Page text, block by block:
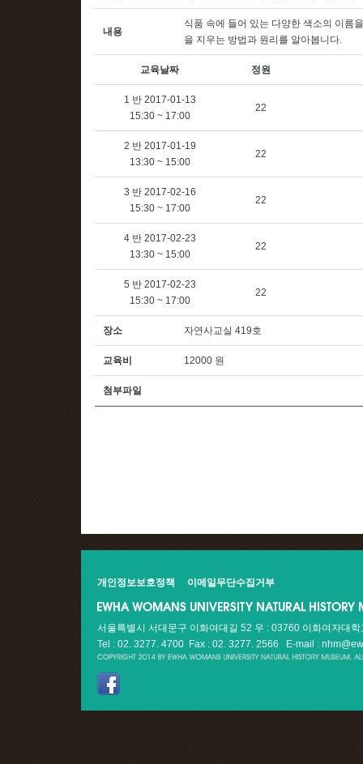
내용
식품 속에 들어 있는 다양한 색소의 이름
을 지우는 방법과 원리를 알아봅니다.
교육날짜 정원
1 반 2017-01-13
15:30 ~ 17:00
22
2 반 2017-01-19
13:30 ~ 15:00
22
3 반 2017-02-16
15:30 ~ 17:00
22
4 반 2017-02-23
13:30 ~ 15:00
22
5 반 2017-02-23
15:30 ~ 17:00
22
장소 자연사교실 419호
교육비 12000 원
첨부파일
개인정보보호정책 이메일무단수집거부
서울특별시 서대문구 이화여대길 52 우 : 03760 이화여자대
Tel : 02. 3277. 4700 Fax : 02. 3277. 2566
E-mail :